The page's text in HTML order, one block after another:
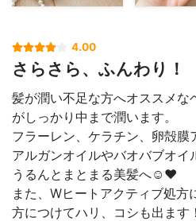
4.00
さらさら、ふんわり！
髪が潤い不足な方へオススメな
がしっかり中まで潤います。
フラーレン、ケラチン、卵殻膜
アルガンオイルやバオバブオイ
うるんとまとまる美髪へ☺️❤️
また、Wヒートアクティブ処
方につけてハリ、コシも出ます